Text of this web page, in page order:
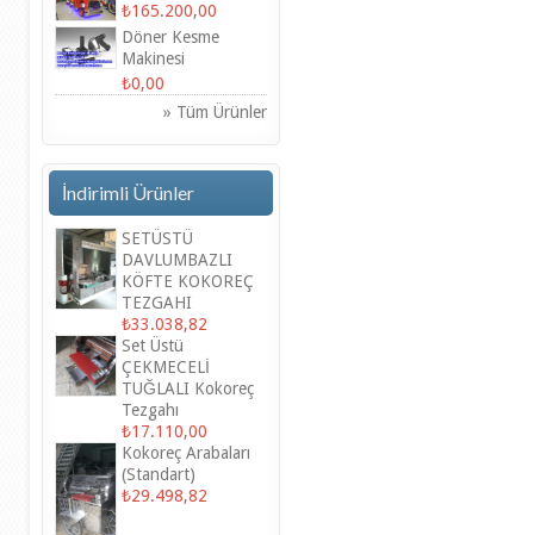
₺165.200,00
Döner Kesme
Makinesi
₺0,00
» Tüm Ürünler
İndirimli Ürünler
SETÜSTÜ
DAVLUMBAZLI
KÖFTE KOKOREÇ
TEZGAHI
₺33.038,82
Set Üstü
ÇEKMECELİ
TUĞLALI Kokoreç
Tezgahı
₺17.110,00
Kokoreç Arabaları
(Standart)
₺29.498,82